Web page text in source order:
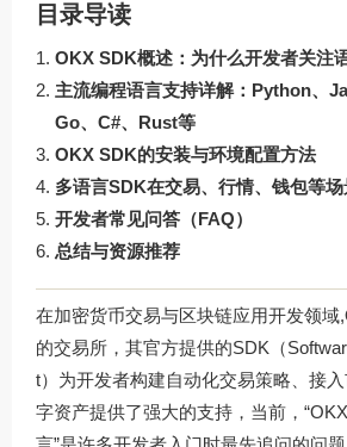
目录导读
OKX SDK概述：为什么开发者关注
主流编程语言支持详解：Python、
Go、C#、Rust等
OKX SDK的安装与环境配置方法
多语言SDK在交易、行情、钱包等
开发者常见问答（FAQ）
总结与资源推荐
在加密货币交易与区块链应用开发领域
的交易所，其官方提供的SDK（
t）为开发者构建自动化交易策略、接
字资产提供了强大的支持，当前，